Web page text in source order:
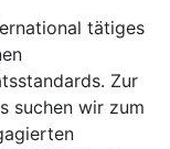
tätiges
Zur
suchen wir zum